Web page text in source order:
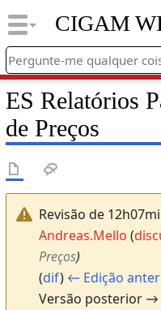
CIGAM
ES Relatórios
de Preços
Revisão de
Andreas.Mello (
Preços)
(dif) ← Edição
Versão posterior